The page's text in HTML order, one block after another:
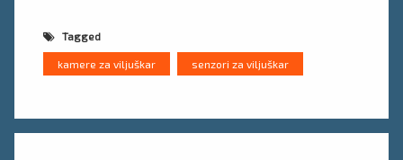
Tagged
kamere za viljuškar senzori za viljuškar